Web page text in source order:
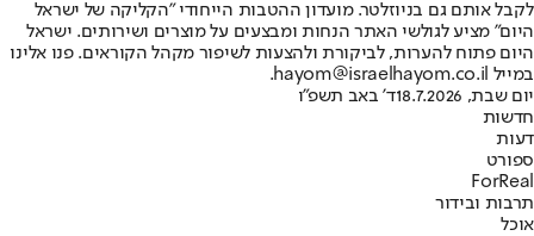
לקבל אותם גם בניוזלטר. מועדון ההטבות הייחודי "הקליקה של ישראל
היום" מציע לגולשי האתר הנחות ומבצעים על מוצרים ושירותים. ישראל
היום פתוח להערות, לביקורת ולהצעות לשיפור מקהל הקוראים. פנו אלינו
במייל hayom@israelhayom.co.il.
יום שבת, 18.7.2026
ד' באב תשפ"ו
חדשות
דעות
ספורט
ForReal
תרבות ובידור
אוכל